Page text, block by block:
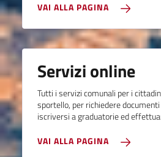
VAI ALLA PAGINA
Servizi online
Tutti i servizi comunali per i
sportello, per richiedere
iscriversi a graduatorie ed
VAI ALLA PAGINA